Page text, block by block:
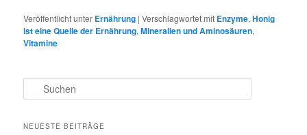
Veröffentlicht unter Ernährung |Verschlagwortet mit Enzyme,Honig
ist eine Quelle der Ernährung,Mineralien und Aminosäuren,
Vitamine
u
h
NEUESTE BEITRÄGE